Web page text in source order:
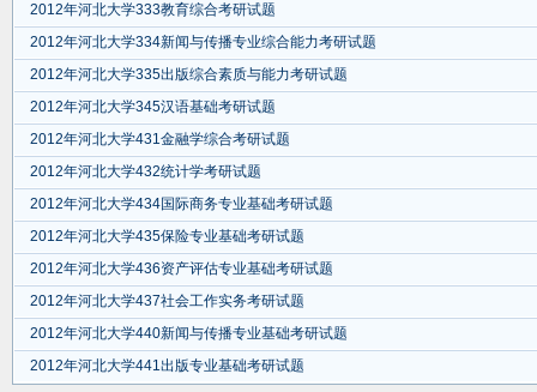
2012年河北大学333教育综合考研试题
2012年河北大学334新闻与传播专业综合能力考研试题
2012年河北大学335出版综合素质与能力考研试题
2012年河北大学345汉语基础考研试题
2012年河北大学431金融学综合考研试题
2012年河北大学432统计学考研试题
2012年河北大学434国际商务专业基础考研试题
2012年河北大学435保险专业基础考研试题
2012年河北大学436资产评估专业基础考研试题
2012年河北大学437社会工作实务考研试题
2012年河北大学440新闻与传播专业基础考研试题
2012年河北大学441出版专业基础考研试题